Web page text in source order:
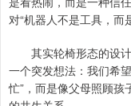
对“机器人不是工具，而
其实轮椅形态的设计
一个突发想法：我们希
忙”，而是像父母照顾